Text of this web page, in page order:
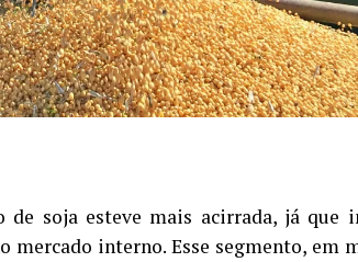
soja esteve mais acirrada, já que
interno. Esse segmento, em